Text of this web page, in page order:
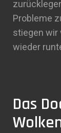
Probleme
stiegen wir
wieder
Das